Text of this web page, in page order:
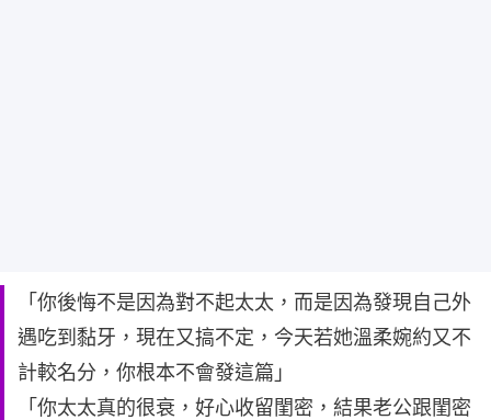
「你後悔不是因為對不起太太，而是因為發現自己外
遇吃到黏牙，現在又搞不定，今天若她溫柔婉約又不
計較名分，你根本不會發這篇」
「你太太真的很衰，好心收留閨密，結果老公跟閨密